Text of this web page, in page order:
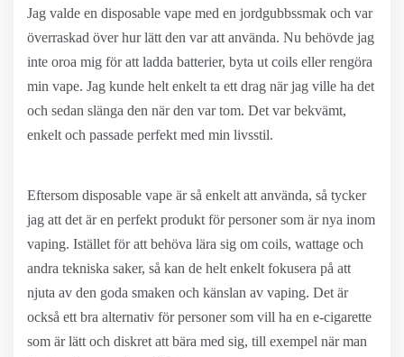
Jag valde en disposable vape med en jordgubbssmak och var
överraskad över hur lätt den var att använda. Nu behövde jag
inte oroa mig för att ladda batterier, byta ut coils eller rengöra
min vape. Jag kunde helt enkelt ta ett drag när jag ville ha det
och sedan slänga den när den var tom. Det var bekvämt,
enkelt och passade perfekt med min livsstil.
Eftersom disposable vape är så enkelt att använda, så tycker
jag att det är en perfekt produkt för personer som är nya inom
vaping. Istället för att behöva lära sig om coils, wattage och
andra tekniska saker, så kan de helt enkelt fokusera på att
njuta av den goda smaken och känslan av vaping. Det är
också ett bra alternativ för personer som vill ha en e-cigarette
som är lätt och diskret att bära med sig, till exempel när man